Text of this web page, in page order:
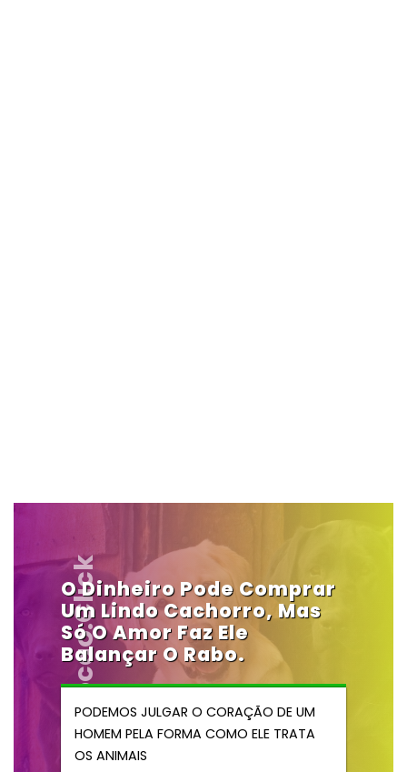
Vendocao.click
O Dinheiro Pode Comprar
Um Lindo Cachorro, Mas
Só O Amor Faz Ele
Balançar O Rabo.
PODEMOS JULGAR O CORAÇÃO DE UM
HOMEM PELA FORMA COMO ELE TRATA
OS ANIMAIS